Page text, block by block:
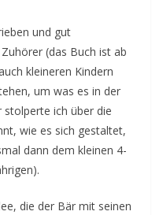
und gut
(das Buch ist ab
kleineren Kindern
um was es in der
stolperte ich über die
wie es sich gestaltet,
dann dem kleinen 4-
die der Bär mit seinen